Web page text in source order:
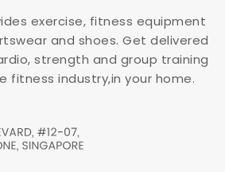
exercise, fitness equipment
and shoes. Get delivered
strength and group training
fitness industry,in your home.